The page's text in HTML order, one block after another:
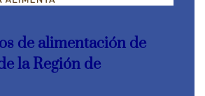
de alimentación de
la Región de